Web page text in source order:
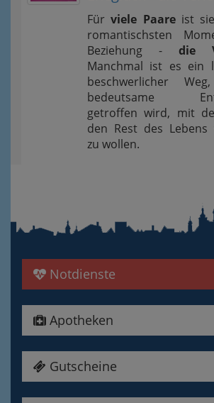
Fürviele Paareist
romantischsten
Beziehung - die
Manchmal ist es ein
beschwerlicher
bedeutsame
getroffen wird, mit
den Rest des Lebens
zu wollen.
Notdienste
Apotheken
Gutscheine